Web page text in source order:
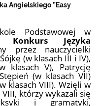
Angielskiego ”Easy
Podstawowej w
Konkurs Języka
przez nauczycielki
(w klasach III i IV),
klasach V), Patrycję
(w klasach VII)
klasach VIII). Wzięli w
którzy wykazali się
i gramatyki,